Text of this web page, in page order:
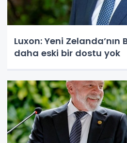
Luxon: Yeni Zelanda’nın
daha eski bir dostu yok